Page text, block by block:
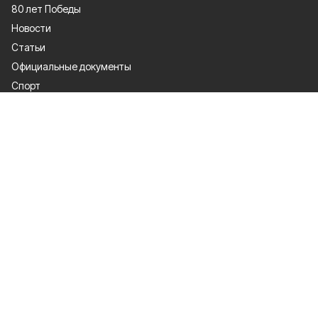
80 лет Победы
Новости
Статьи
Официальные документы
Спорт